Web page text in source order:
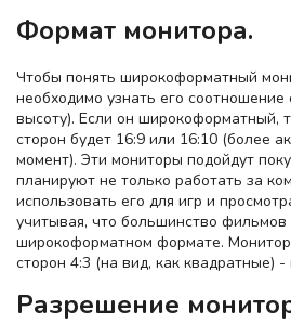
Формат монитора.
Чтобы понять широкоформатный
необходимо узнать его
высоту). Если он широкоформатный,
сторон будет 16:9 или 16:10 (более
момент). Эти мониторы подойдут
планируют не только работать за
использовать его для игр и
учитывая, что большинство фильмов
широкоформатном формате.
сторон 4:3 (на вид, как квадратные)
Разрешение